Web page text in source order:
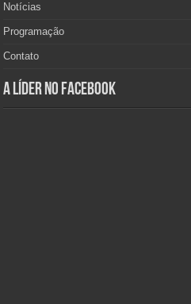
Notícias
Programação
Contato
A Líder no Facebook